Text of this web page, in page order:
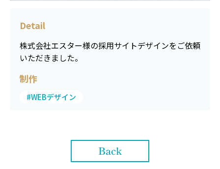
Detail
株式会社エスター様の採用サイトデザインをご依頼
いただきました。
制作
#WEBデザイン
Back